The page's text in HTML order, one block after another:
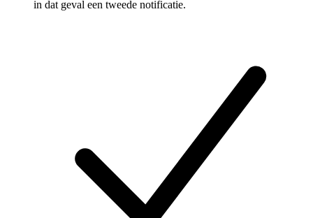
in dat geval een tweede notificatie.